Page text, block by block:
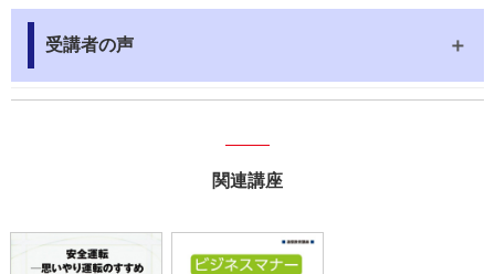
受講者の声
関連講座